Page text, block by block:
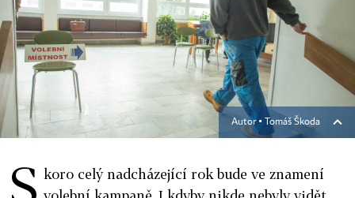
Autor ▪ Tomáš Škoda
S koro celý nadcházející rok bude ve znamení